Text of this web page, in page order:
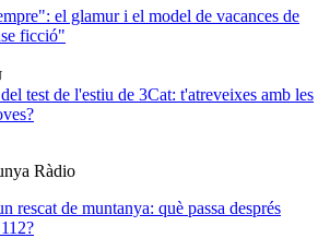
el glamur i el model de vacances de
ficció"
test de l'estiu de 3Cat: t'atreveixes amb les
Ràdio
rescat de muntanya: què passa després